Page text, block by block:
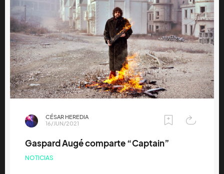
CÉSAR HEREDIA
16/JUN/2021
Gaspard Augé comparte “Captain”
NOTICIAS